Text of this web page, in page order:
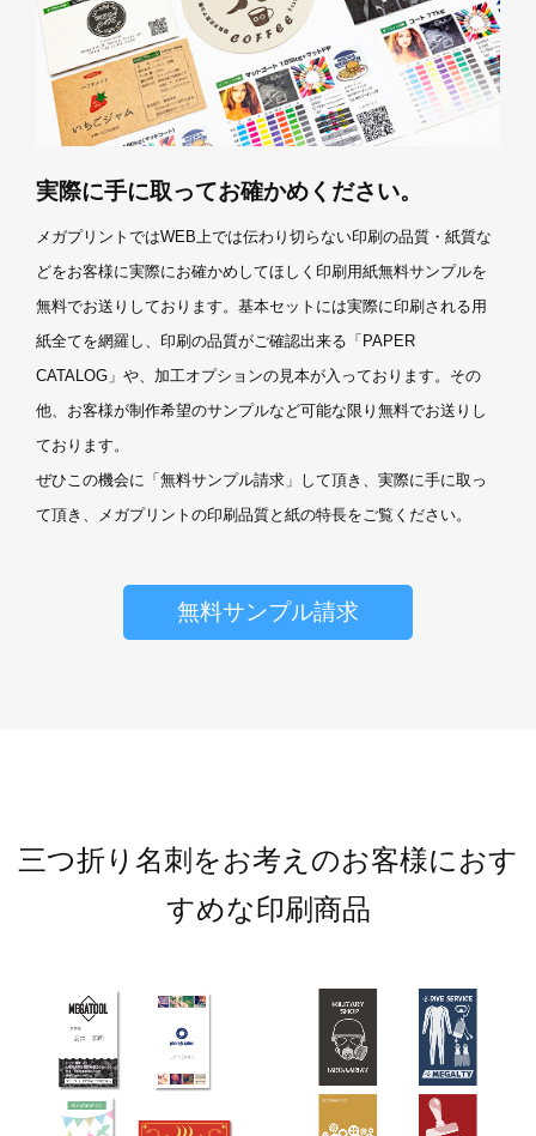
実際に手に取ってお確かめください。
メガプリントではWEB上では伝わり切らない印刷の品質・紙質な
どをお客様に実際にお確かめしてほしく印刷用紙無料サンプルを
無料でお送りしております。基本セットには実際に印刷される用
紙全てを網羅し、印刷の品質がご確認出来る「PAPER
CATALOG」や、加工オプションの見本が入っております。その
他、お客様が制作希望のサンプルなど可能な限り無料でお送りし
ております。
ぜひこの機会に「無料サンプル請求」して頂き、実際に手に取っ
て頂き、メガプリントの印刷品質と紙の特長をご覧ください。
無料サンプル請求
三つ折り名刺をお考えのお客様におす
すめな印刷商品